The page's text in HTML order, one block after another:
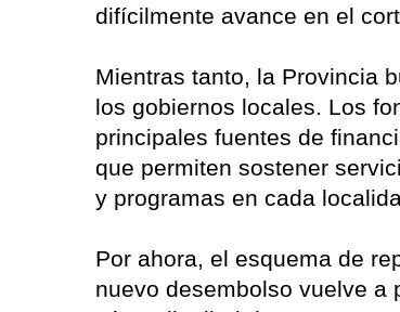
difícilmente avance en el
Mientras tanto, la Provincia
los gobiernos locales. Los
principales fuentes de
que permiten sostener
y programas en cada
Por ahora, el esquema de
nuevo desembolso vuelve a